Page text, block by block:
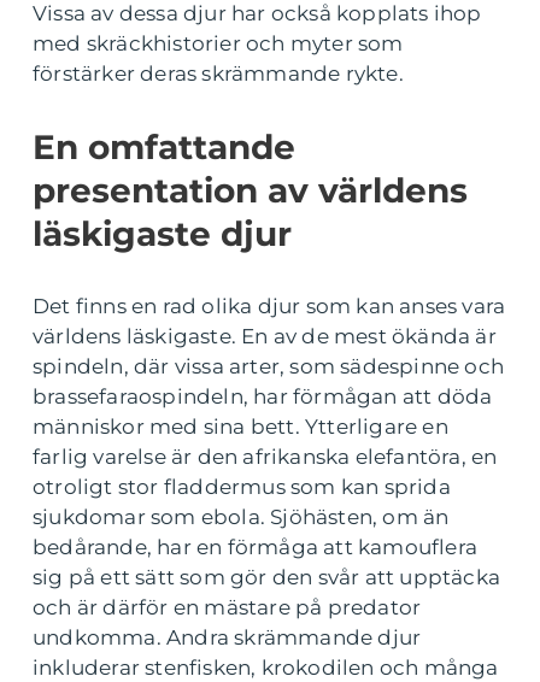
Vissa av dessa djur har också kopplats ihop
med skräckhistorier och myter som
förstärker deras skrämmande rykte.
En omfattande
presentation av världens
läskigaste djur
Det finns en rad olika djur som kan anses vara
världens läskigaste. En av de mest ökända är
spindeln, där vissa arter, som sädespinne och
brassefaraospindeln, har förmågan att döda
människor med sina bett. Ytterligare en
farlig varelse är den afrikanska elefantöra, en
otroligt stor fladdermus som kan sprida
sjukdomar som ebola. Sjöhästen, om än
bedårande, har en förmåga att kamouflera
sig på ett sätt som gör den svår att upptäcka
och är därför en mästare på predator
undkomma. Andra skrämmande djur
inkluderar stenfisken, krokodilen och många